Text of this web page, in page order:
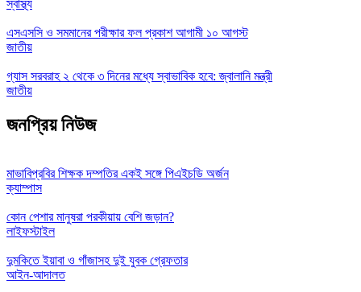
স্বাস্থ্য
এসএসসি ও সমমানের পরীক্ষার ফল প্রকাশ আগামী ১০ আগস্ট
জাতীয়
গ্যাস সরবরাহ ২ থেকে ৩ দিনের মধ্যে স্বাভাবিক হবে: জ্বালানি মন্ত্রী
জাতীয়
জনপ্রিয় নিউজ
মাভাবিপ্রবির শিক্ষক দম্পতির একই সঙ্গে পিএইচডি অর্জন
ক্যাম্পাস
কোন পেশার মানুষরা পরকীয়ায় বেশি জড়ান?
লাইফস্টাইল
দুমকিতে ইয়াবা ও গাঁজাসহ দুই যুবক গ্রেফতার
আইন-আদালত